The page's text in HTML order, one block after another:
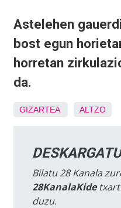
Astelehen
bost egun
horretan
da.
GIZARTEA ALTZO
Bilatu 28 Kanala
28KanalaKide
duzu.